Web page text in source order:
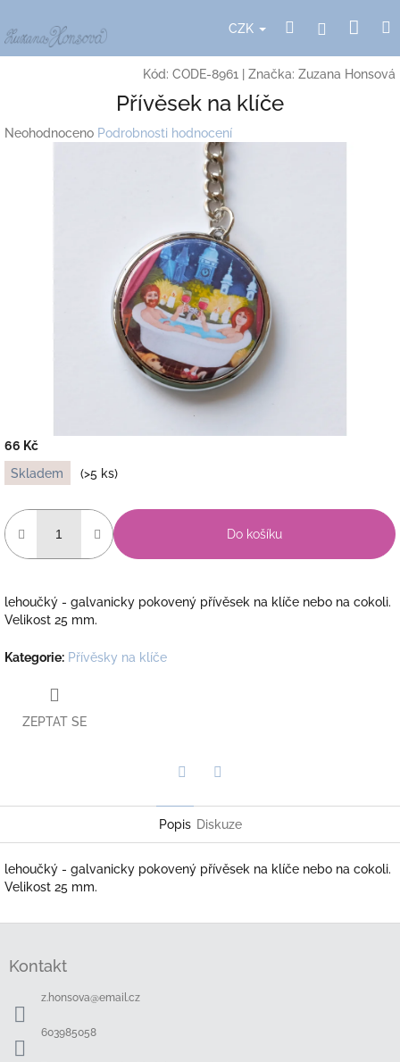
na
obsah
CZK HledatPřihlášení
Kód: CODE-8961 Značka: Zuzana Honsová
Přívěsek na klíče
Průměrné
Neohodnoceno Podrobnosti hodnocení
66 Kč
Měrná
cena:
Skladem (>5 ks)
Do košíku
lehoučký - galvanicky pokovený přívěsek na klíče nebo na cokoli.
Velikost 25 mm.
Kategorie: Přívěsky na klíče
ZEPTAT SE
Popis Diskuze
lehoučký - galvanicky pokovený přívěsek na klíče nebo na cokoli.
Velikost 25 mm.
Kontakt
z.honsova@email.cz
603985058